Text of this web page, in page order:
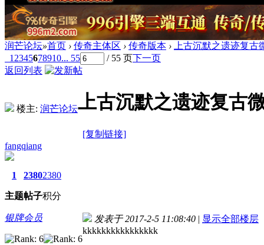
润芒论坛»首页 › 传奇主体区 › 传奇版本 ›
上古沉默之遗迹复
1 2345678910... 55 / 55 页下一页
返回列表
楼主: 润芒论坛上古沉默之遗迹复古
[复制链接]
fangqiang
1
主题
2380
帖子
2380
积分
银牌会员 发表于 2017-2-5 11:08:40 | 显示全部楼层
kkkkkkkkkkkkkkkk